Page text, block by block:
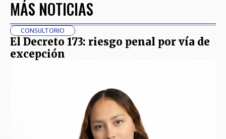
MÁS NOTICIAS
CONSULTORIO
El Decreto 173: riesgo penal por vía de
excepción